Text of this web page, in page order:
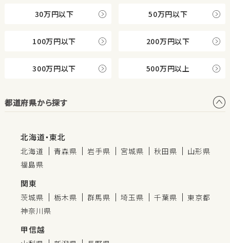
30万円以下 50万円以下
100万円以下 200万円以下
300万円以下 500万円以上
都道府県から探す
北海道・東北
北海道 青森県 岩手県 宮城県 秋田県
山形県
福島県
関東
茨城県 栃木県 群馬県 埼玉県 千葉県
東京都
神奈川県
甲信越